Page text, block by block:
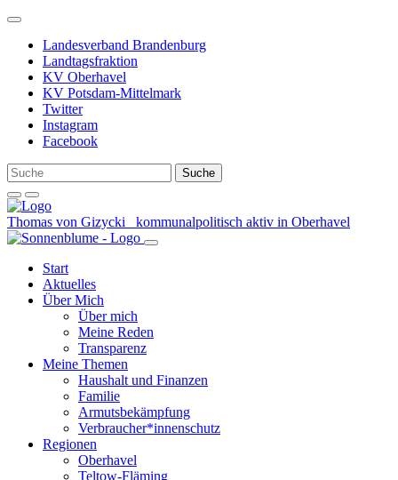
Weiter
Inhalt
Landesverband Brandenburg
Landtagsfraktion
KV Oberhavel
KV Potsdam-Mittelmark
Twitter
Instagram
Facebook
Thomas von Gizycki kommunalpolitisch aktiv in Oberhavel
Start
Aktuelles
Über Mich
Über mich
Meine Reden
Transparenz
Meine Themen
Haushalt und Finanzen
Familie
Armutsbekämpfung
Verbraucher*innenschutz
Regionen
Oberhavel
Teltow-Fläming